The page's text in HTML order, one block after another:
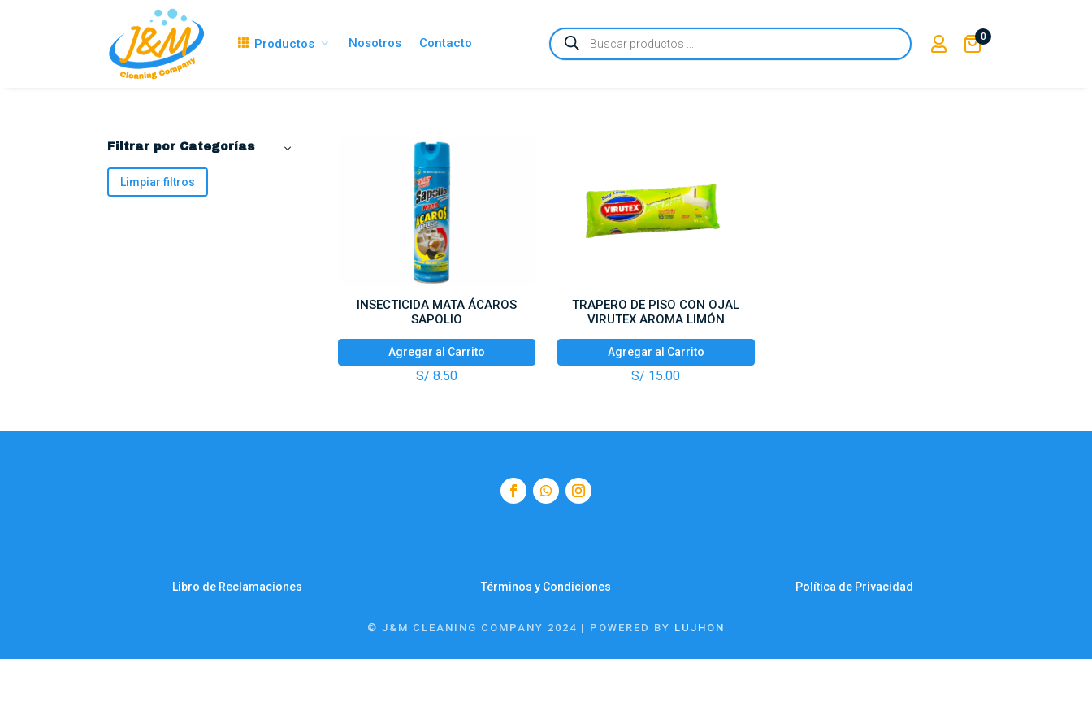
Productos Nosotros Contacto
Búsqueda
de
productos
 0
Filtrar por Categorías
Limpiar filtros
INSECTICIDA MATA ÁCAROS
SAPOLIO
Agregar al Carrito
S/ 8.50
TRAPERO DE PISO CON OJAL
VIRUTEX AROMA LIMÓN
Agregar al Carrito
S/ 15.00
Libro de Reclamaciones Términos y Condiciones Política de Privacidad
© J&M CLEANING COMPANY 2024 | POWERED BY LUJHON